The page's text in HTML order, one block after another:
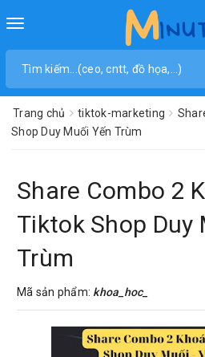
Toggle
Trang chủ tiktok-marketing
Shop Duy Muối Yến Trùm
Share Combo 2
Tiktok Shop Duy
Trùm
Mã sản phẩm: khoa_hoc_